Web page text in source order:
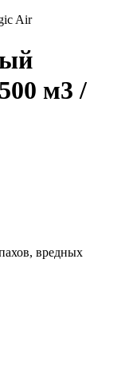
Air
м3 /
вредных